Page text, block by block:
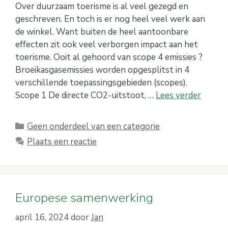
Over duurzaam toerisme is al veel gezegd en
geschreven. En toch is er nog heel veel werk aan
de winkel. Want buiten de heel aantoonbare
effecten zit ook veel verborgen impact aan het
toerisme. Ooit al gehoord van scope 4 emissies ?
Broeikasgasemissies worden opgesplitst in 4
verschillende toepassingsgebieden (scopes).
Scope 1 De directe CO2-uitstoot, … Lees verder
Categorieën
Geen onderdeel van een categorie
Plaats een reactie
Europese samenwerking
april 16, 2024doorJan